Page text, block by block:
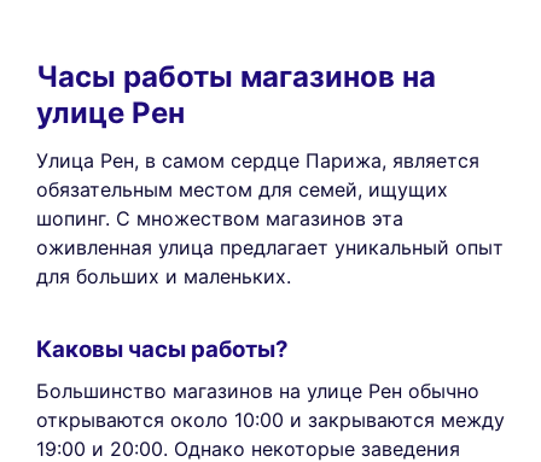
Часы работы магазинов на
улице Рен
Улица Рен, в самом сердце Парижа, является
обязательным местом для семей, ищущих
шопинг. С множеством магазинов эта
оживленная улица предлагает уникальный опыт
для больших и маленьких.
Каковы часы работы?
Большинство магазинов на улице Рен обычно
открываются около 10:00 и закрываются между
19:00 и 20:00. Однако некоторые заведения